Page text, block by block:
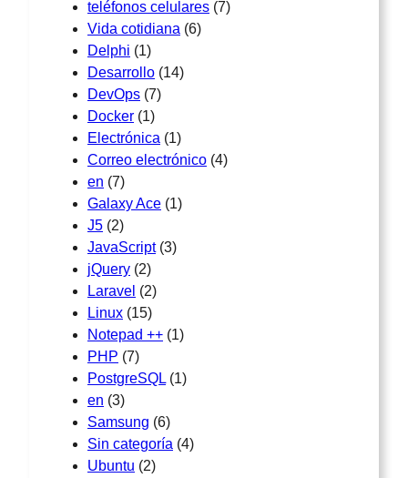
teléfonos celulares (7)
Vida cotidiana (6)
Delphi (1)
Desarrollo (14)
DevOps (7)
Docker (1)
Electrónica (1)
Correo electrónico (4)
en (7)
Galaxy Ace (1)
J5 (2)
JavaScript(3)
jQuery (2)
Laravel (2)
Linux (15)
Notepad ++ (1)
PHP (7)
PostgreSQL (1)
en (3)
Samsung (6)
Sin categoría (4)
Ubuntu (2)